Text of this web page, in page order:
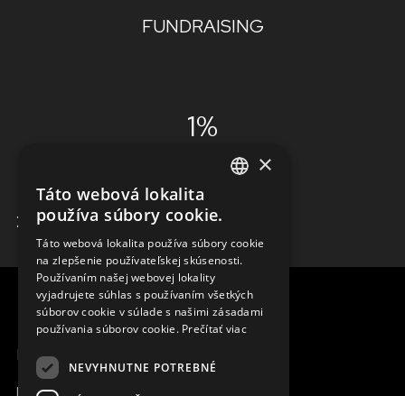
FUNDRAISING
1%
ADMINISTRÁCIA
ZISTIŤ VIAC
MENU
Moja Magna
CZECH
FRENCH
×
Táto webová lokalita
používa súbory cookie.
Táto webová lokalita používa súbory cookie
na zlepšenie používateľskej skúsenosti.
Používaním našej webovej lokality
vyjadrujete súhlas s používaním všetkých
súborov cookie v súlade s našimi zásadami
používania súborov cookie. Prečítať viac
NEVYHNUTNE POTREBNÉ